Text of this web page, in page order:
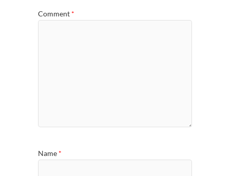
Comment *
Name *